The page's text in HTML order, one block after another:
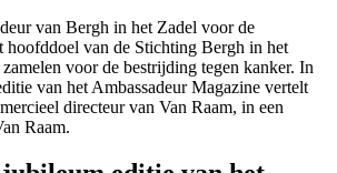
van Bergh in het Zadel voor de
hoofddoel van de Stichting Bergh in het
voor de bestrijding tegen kanker. In
van het Ambassadeur Magazine vertelt
directeur van Van Raam, in een
Raam.